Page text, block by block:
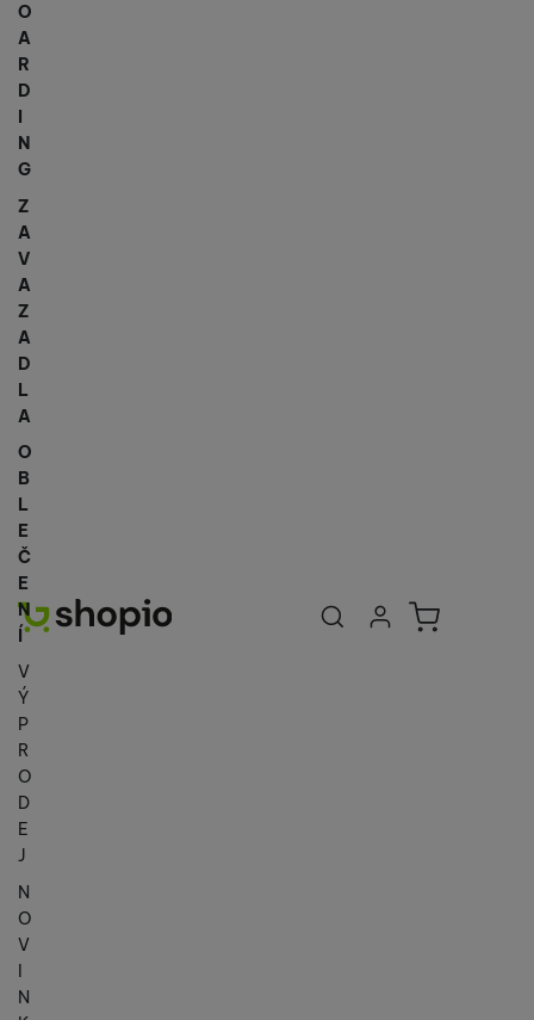
Uživatelská
Přihlásit se
Košík
O
A
R
D
N
G
Z
A
V
A
Z
A
D
L
A
O
B
L
E
Č
E
N
Í
V
Ý
P
R
O
D
E
J
N
O
V
I
N